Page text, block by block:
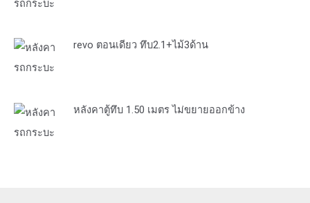
revo ตอนเดียว ทึบ2.1+ไม้3ด้าน
หลังคาตู้ทึบ 1.50 เมตร ไม่ขยายออกข้าง